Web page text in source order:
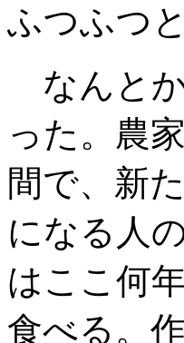
ふつふつ
なんと
った 。農
間で、新
になる人
はここ何
食べる。